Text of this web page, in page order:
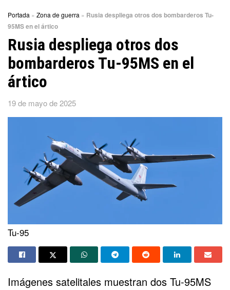
Portada » Zona de guerra » Rusia despliega otros dos bombarderos Tu-
95MS en el ártico
Rusia despliega otros dos
bombarderos Tu-95MS en el
ártico
19 de mayo de 2025
Tu-95
Imágenes satelitales muestran dos Tu-95MS